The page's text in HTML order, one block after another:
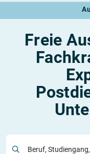
Freie
Beruf, Studiengang,